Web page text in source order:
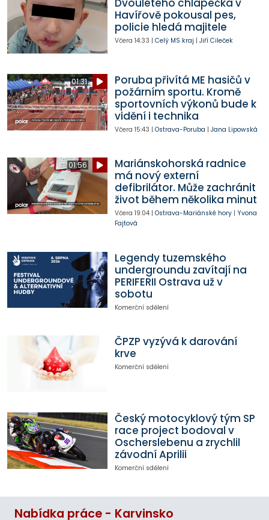
Dvouletého chlapečka v
Havířově pokousal pes,
policie hledá majitele
Včera 14:33 | Celý MS kraj | Jiří Cileček
01:31
Poruba přivítá ME hasičů v
požárním sportu. Kromě
sportovních výkonů bude k
vidění i technika
Včera 15:43 | Ostrava-Poruba | Jana Lipowská
01:56
Mariánskohorská radnice
má nový externí
defibrilátor. Může zachránit
život během několika minut
Včera 19:04| Ostrava-Mariánské hory| Yvona
Fajtová
Legendy tuzemského
undergroundu zavítají na
PERIFERII Ostrava už v
sobotu
Komerční sdělení
ČPZP vyzývá k darování
krve
Komerční sdělení
Český motocyklový tým SP
race project bodoval v
Oscherslebenu a zrychlil
závodní Aprilii
Komerční sdělení
Nabídka práce - Karvinsko